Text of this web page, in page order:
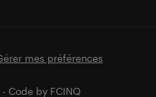
mes préférences
- Code by FCINQ